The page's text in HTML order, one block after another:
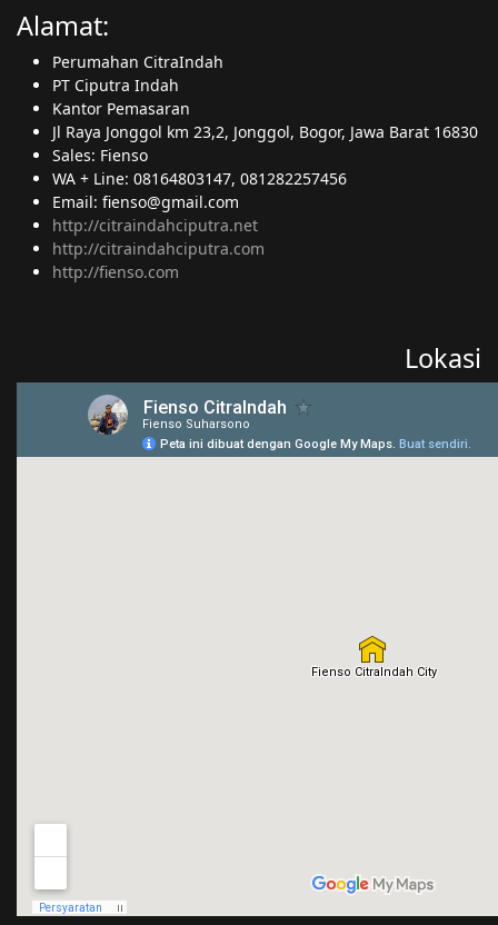
Alamat:
Perumahan CitraIndah
PT Ciputra Indah
Kantor Pemasaran
Jl Raya Jonggol km 23,2, Jonggol, Bogor, Jawa Barat 16830
Sales: Fienso
WA + Line: 08164803147, 081282257456
Email: fienso@gmail.com
http://citraindahciputra.net
http://citraindahciputra.com
http://fienso.com
Lokasi